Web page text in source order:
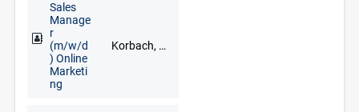
Sales
Manage
r
(m/w/d
) Online
Marketi
ng
Korbach, Brilon, Frankenberg, Fritzlar, Fuldabrück, Kassel, Kirchhain, Marburg, Meschede, Schwalmstadt, Siegen